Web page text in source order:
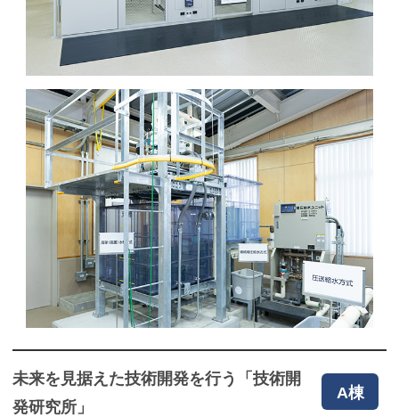
未来を見据えた技術開発を行う「技術開
発研究所」
A棟